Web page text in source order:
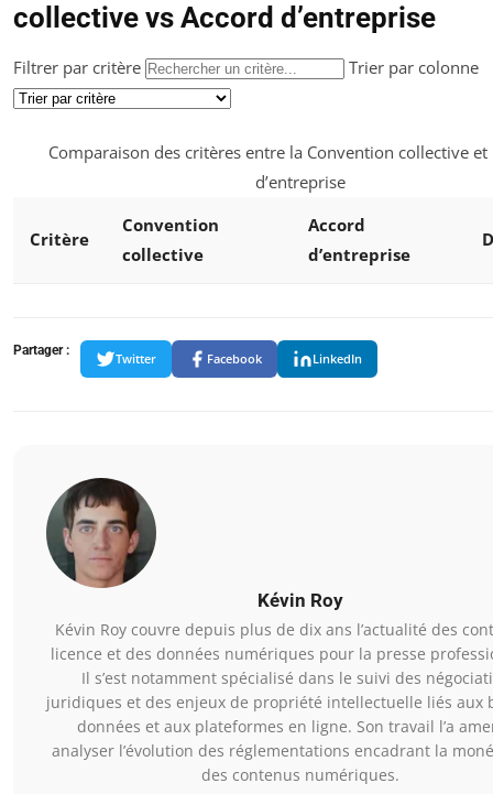
collective vs Accord d’entreprise
Filtrer par critère Trier par colonne
Comparaison des critères entre la Convention collective et
d’entreprise
Critère
Convention
collective
Accord
d’entreprise
Partager :
Twitter Facebook LinkedIn
Kévin Roy
Kévin Roy couvre depuis plus de dix ans l’actualité des
licence et des données numériques pour la presse
Il s’est notamment spécialisé dans le suivi des
juridiques et des enjeux de propriété intellectuelle liés aux
données et aux plateformes en ligne. Son travail l’a
analyser l’évolution des réglementations encadrant la
des contenus numériques.